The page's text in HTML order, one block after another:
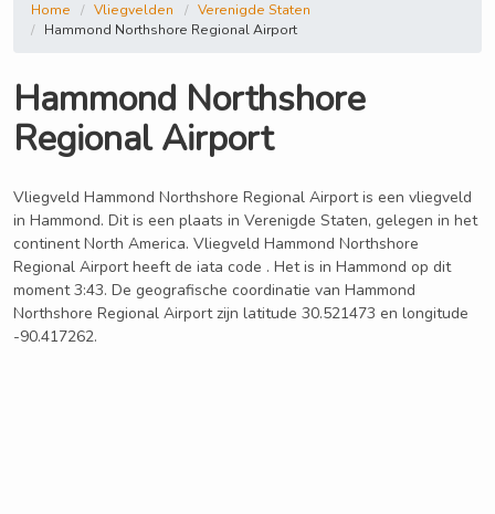
Home Vliegvelden
Verenigde Staten
Hammond Northshore Regional Airport
Hammond Northshore
Regional Airport
Vliegveld Hammond Northshore Regional Airport is een vliegveld
in Hammond. Dit is een plaats in Verenigde Staten, gelegen in het
continent North America. Vliegveld Hammond Northshore
Regional Airport heeft de iata code . Het is in Hammond op dit
moment 3:43. De geografische coordinatie van Hammond
Northshore Regional Airport zijn latitude 30.521473 en longitude
-90.417262.